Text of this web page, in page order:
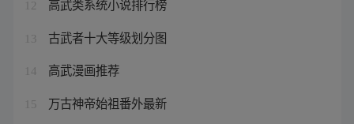
12 高武类系统小说排行榜
13 古武者十大等级划分图
14 高武漫画推荐
15 万古神帝始祖番外最新